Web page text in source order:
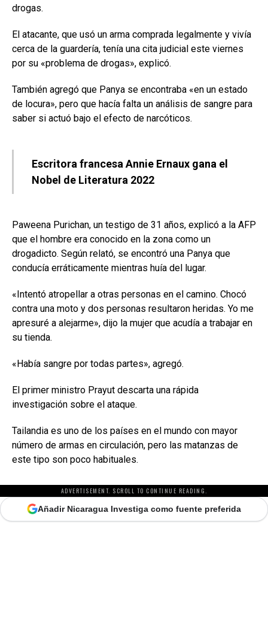
drogas.
El atacante, que usó un arma comprada legalmente y vivía
cerca de la guardería, tenía una cita judicial este viernes
por su «problema de drogas», explicó.
También agregó que Panya se encontraba «en un estado
de locura», pero que hacía falta un análisis de sangre para
saber si actuó bajo el efecto de narcóticos.
Escritora francesa Annie Ernaux gana el
Nobel de Literatura 2022
Paweena Purichan, un testigo de 31 años, explicó a la AFP
que el hombre era conocido en la zona como un
drogadicto. Según relató, se encontró una Panya que
conducía erráticamente mientras huía del lugar.
«Intentó atropellar a otras personas en el camino. Chocó
contra una moto y dos personas resultaron heridas. Yo me
apresuré a alejarme», dijo la mujer que acudía a trabajar en
su tienda.
«Había sangre por todas partes», agregó.
El primer ministro Prayut descarta una rápida
investigación sobre el ataque.
Tailandia es uno de los países en el mundo con mayor
número de armas en circulación, pero las matanzas de
este tipo son poco habituales.
ADVERTISEMENT. SCROLL TO CONTINUE READING.
Añadir Nicaragua Investiga como fuente preferida